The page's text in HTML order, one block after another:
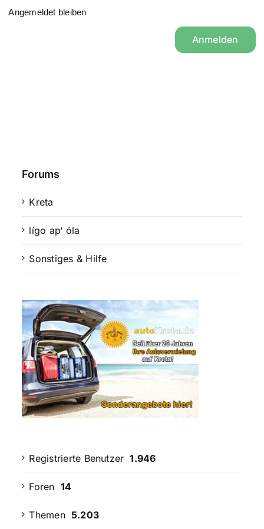
Angemeldet bleiben
Anmelden
Forums
Kreta
lígo ap‘ óla
Sonstiges & Hilfe
Registrierte Benutzer 1.946
Foren 14
Themen 5.203